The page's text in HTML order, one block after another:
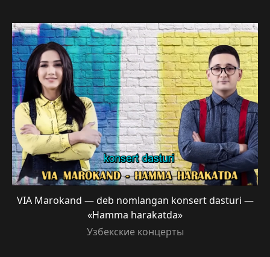
VIA Marokand — deb nomlangan konsert dasturi —
«Hamma harakatda»
Узбекские концерты